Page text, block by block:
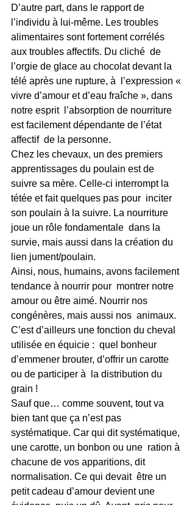
D’autre part, dans le rapport de
l’individu à lui-même. Les troubles
alimentaires sont fortement corrélés
aux troubles affectifs. Du cliché  de
l’orgie de glace au chocolat devant la
télé après une rupture, à  l’expression «
vivre d’amour et d’eau fraîche », dans
notre esprit  l’absorption de nourriture
est facilement dépendante de l’état
affectif  de la personne.
Chez les chevaux, un des premiers
apprentissages du poulain est de
suivre sa mère. Celle-ci interrompt la
tétée et fait quelques pas pour  inciter
son poulain à la suivre. La nourriture
joue un rôle fondamentale  dans la
survie, mais aussi dans la création du
lien jument/poulain.
Ainsi, nous, humains, avons facilement
tendance à nourrir pour  montrer notre
amour ou être aimé. Nourrir nos
congénères, mais aussi nos  animaux.
C’est d’ailleurs une fonction du cheval
utilisée en équicie :  quel bonheur
d’emmener brouter, d’offrir un carotte
ou de participer à  la distribution du
grain !
Sauf que… comme souvent, tout va
bien tant que ça n’est pas
systématique. Car qui dit systématique,
une carotte, un bonbon ou une  ration à
chacune de vos apparitions, dit
normalisation. Ce qui devait  être un
petit cadeau d’amour devient une